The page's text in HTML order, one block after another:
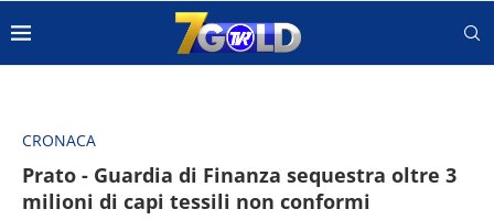
CRONACA
Prato - Guardia di Finanza sequestra oltre 3
milioni di capi tessili non conformi